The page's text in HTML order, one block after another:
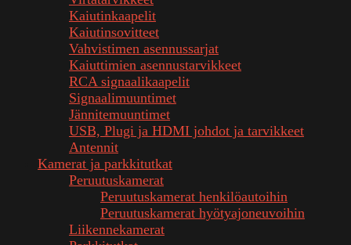
Kaiutinkaapelit
Kaiutinsovitteet
Vahvistimen asennussarjat
Kaiuttimien asennustarvikkeet
RCA signaalikaapelit
Signaalimuuntimet
Jännitemuuntimet
USB, Plugi ja HDMI johdot ja tarvikkeet
Antennit
Kamerat ja parkkitutkat
Peruutuskamerat
Peruutuskamerat henkilöautoihin
Peruutuskamerat hyötyajoneuvoihin
Liikennekamerat